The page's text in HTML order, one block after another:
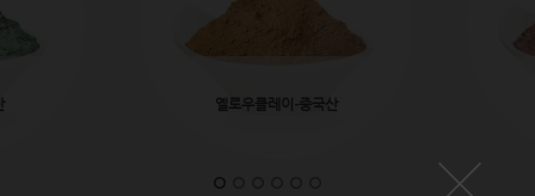
옐로우클레이-중국산